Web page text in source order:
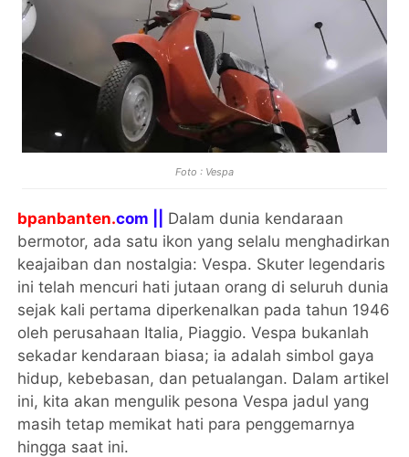
Foto : Vespa
bpanbanten.com ||
Dalam dunia kendaraan
bermotor, ada satu ikon yang selalu menghadirkan
keajaiban dan nostalgia: Vespa. Skuter legendaris
ini telah mencuri hati jutaan orang di seluruh dunia
sejak kali pertama diperkenalkan pada tahun 1946
oleh perusahaan Italia, Piaggio. Vespa bukanlah
sekadar kendaraan biasa; ia adalah simbol gaya
hidup, kebebasan, dan petualangan. Dalam artikel
ini, kita akan mengulik pesona Vespa jadul yang
masih tetap memikat hati para penggemarnya
hingga saat ini.